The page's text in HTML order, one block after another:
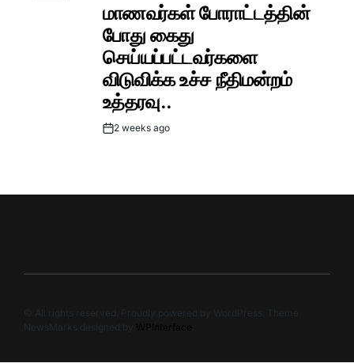
மாணவர்கள் போராட்டத்தின்
போது கைது
செய்யப்பட்டவர்களை
விடுவிக்க உச்ச நீதிமன்றம்
உத்தரவு..
Post2 weeks ago